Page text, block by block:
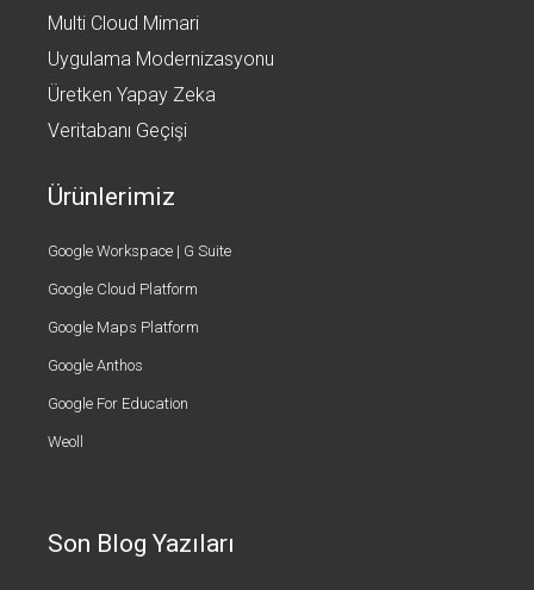
Multi Cloud Mimari
Uygulama Modernizasyonu
Üretken Yapay Zeka
Veritabanı Geçişi
Ürünlerimiz
Google Workspace | G Suite
Google Cloud Platform
Google Maps Platform
Google Anthos
Google For Education
Weoll
Son Blog Yazıları